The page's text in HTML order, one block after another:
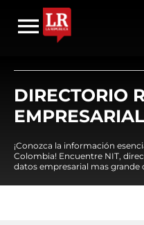
DIRECTORIO
EMPRESARIAL
¡Conozca la información
Colombia! Encuentre NIT,
datos empresarial mas grande